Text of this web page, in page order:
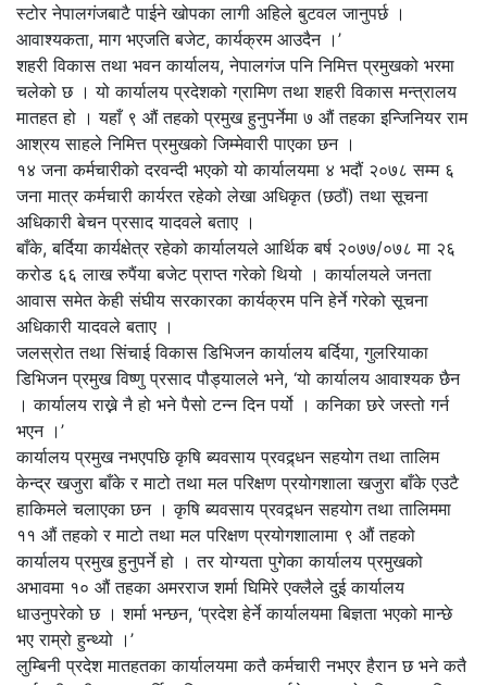
स्टोर नेपालगंजबाटै पाईने खोपका लागी अहिले बुटवल जानुपर्छ ।
आवाश्यकता, माग भएजति बजेट, कार्यक्रम आउदैन ।’
शहरी विकास तथा भवन कार्यालय, नेपालगंज पनि निमित्त प्रमुखको भरमा
चलेको छ । यो कार्यालय प्रदेशको ग्रामिण तथा शहरी विकास मन्त्रालय
मातहत हो । यहाँ ९ औं तहको प्रमुख हुनुपर्नेमा ७ औं तहका इन्जिनियर राम
आश्रय साहले निमित्त प्रमुखको जिम्मेवारी पाएका छन ।
१४ जना कर्मचारीको दरवन्दी भएको यो कार्यालयमा ४ भदौं २०७८ सम्म ६
जना मात्र कर्मचारी कार्यरत रहेको लेखा अधिकृत (छठौं) तथा सूचना
अधिकारी बेचन प्रसाद यादवले बताए ।
बाँके, बर्दिया कार्यक्षेत्र रहेको कार्यालयले आर्थिक बर्ष २०७७/०७८ मा २६
करोड ६६ लाख रुपैंया बजेट प्राप्त गरेको थियो । कार्यालयले जनता
आवास समेत केही संघीय सरकारका कार्यक्रम पनि हेर्ने गरेको सूचना
अधिकारी यादवले बताए ।
जलस्रोत तथा सिंचाई विकास डिभिजन कार्यालय बर्दिया, गुलरियाका
डिभिजन प्रमुख विष्णु प्रसाद पौड्यालले भने, ‘यो कार्यालय आवाश्यक छैन
। कार्यालय राख्ने नै हो भने पैसो टन्न दिन पर्यो । कनिका छरे जस्तो गर्न
भएन ।’
कार्यालय प्रमुख नभएपछि कृषि ब्यवसाय प्रवद्र्धन सहयोग तथा तालिम
केन्द्र खजुरा बाँके र माटो तथा मल परिक्षण प्रयोगशाला खजुरा बाँके एउटै
हाकिमले चलाएका छन । कृषि ब्यवसाय प्रवद्र्धन सहयोग तथा तालिममा
११ औं तहको र माटो तथा मल परिक्षण प्रयोगशालामा ९ औं तहको
कार्यालय प्रमुख हुनुपर्ने हो । तर योग्यता पुगेका कार्यालय प्रमुखको
अभावमा १० औं तहका अमरराज शर्मा घिमिरे एक्लैले दुई कार्यालय
धाउनुपरेको छ । शर्मा भन्छन, ‘प्रदेश हेर्ने कार्यालयमा बिज्ञता भएको मान्छे
भए राम्रो हुन्थ्यो ।’
लुम्बिनी प्रदेश मातहतका कार्यालयमा कतै कर्मचारी नभएर हैरान छ भने कतै